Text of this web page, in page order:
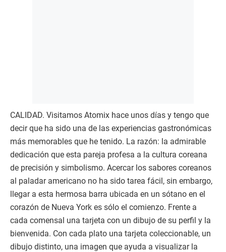
CALIDAD. Visitamos Atomix hace unos días y tengo que
decir que ha sido una de las experiencias gastronómicas
más memorables que he tenido. La razón: la admirable
dedicación que esta pareja profesa a la cultura coreana
de precisión y simbolismo. Acercar los sabores coreanos
al paladar americano no ha sido tarea fácil, sin embargo,
llegar a esta hermosa barra ubicada en un sótano en el
corazón de Nueva York es sólo el comienzo. Frente a
cada comensal una tarjeta con un dibujo de su perfil y la
bienvenida. Con cada plato una tarjeta coleccionable, un
dibujo distinto, una imagen que ayuda a visualizar la